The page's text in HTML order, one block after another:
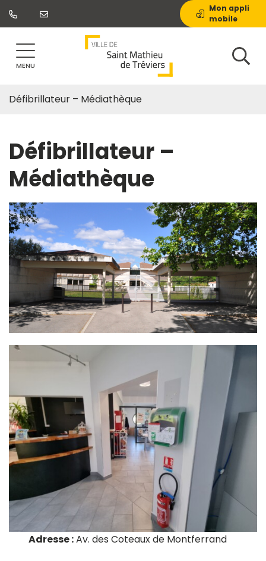
Aller
Mon appli
mobile
MENU
Défibrillateur – Médiathèque
Défibrillateur –
Médiathèque
Adresse :Av. des Coteaux de Montferrand